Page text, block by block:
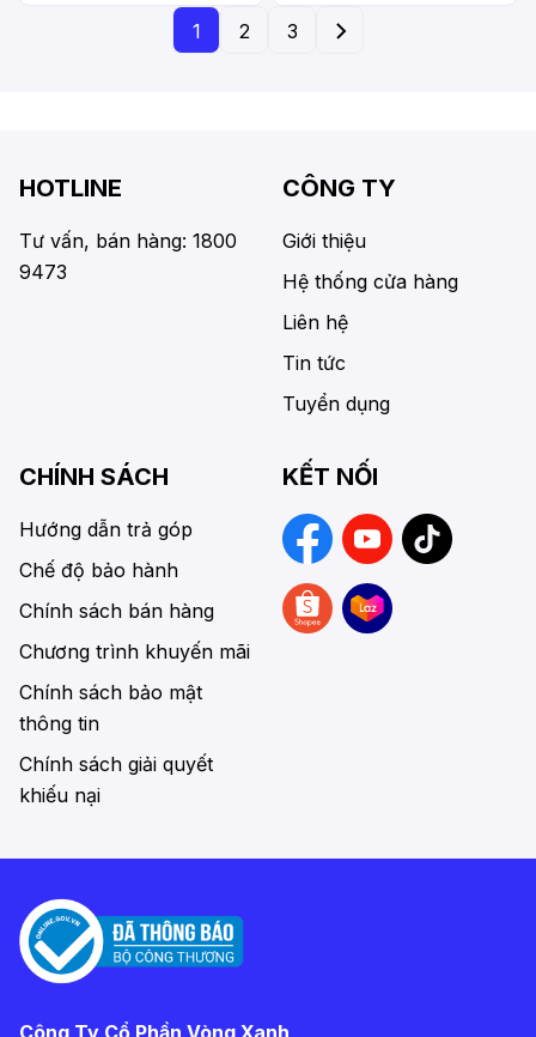
1 2 3
HOTLINE
Tư vấn, bán hàng: 1800
9473
CÔNG TY
Giới thiệu
Hệ thống cửa hàng
Liên hệ
Tin tức
Tuyển dụng
CHÍNH SÁCH
Hướng dẫn trả góp
Chế độ bảo hành
Chính sách bán hàng
Chương trình khuyến mãi
Chính sách bảo mật
thông tin
Chính sách giải quyết
khiếu nại
KẾT NỐI
Công Ty Cổ Phần Vòng Xanh